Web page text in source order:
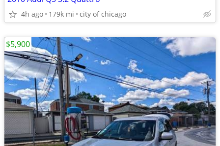
4h ago 179k mi city of chicago
$5,900